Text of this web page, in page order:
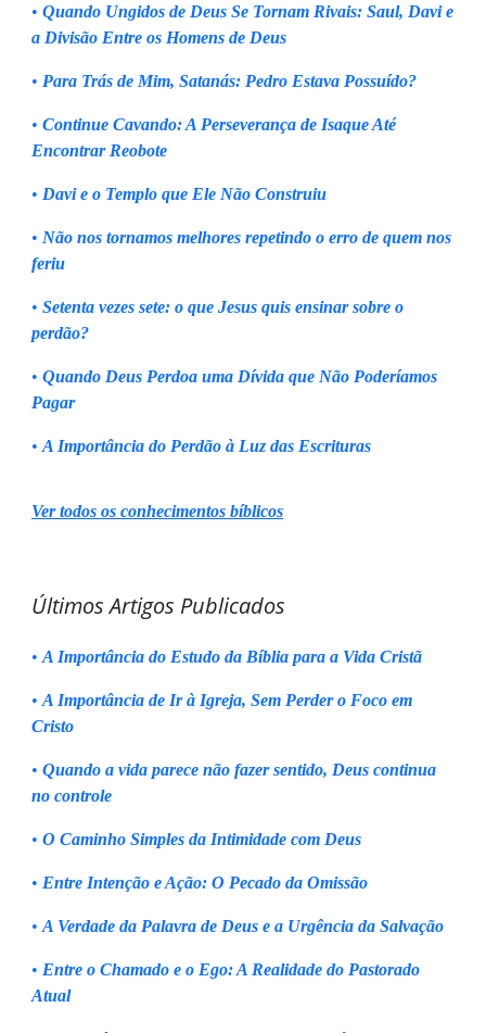
• Quando Ungidos de Deus Se Tornam Rivais: Saul, Davi e
a Divisão Entre os Homens de Deus
• Para Trás de Mim, Satanás: Pedro Estava Possuído?
• Continue Cavando: A Perseverança de Isaque Até
Encontrar Reobote
• Davi e o Templo que Ele Não Construiu
• Não nos tornamos melhores repetindo o erro de quem nos
feriu
• Setenta vezes sete: o que Jesus quis ensinar sobre o
perdão?
• Quando Deus Perdoa uma Dívida que Não Poderíamos
Pagar
• A Importância do Perdão à Luz das Escrituras
Ver todos os conhecimentos bíblicos
Últimos Artigos Publicados
• A Importância do Estudo da Bíblia para a Vida Cristã
• A Importância de Ir à Igreja, Sem Perder o Foco em
Cristo
• Quando a vida parece não fazer sentido, Deus continua
no controle
• O Caminho Simples da Intimidade com Deus
• Entre Intenção e Ação: O Pecado da Omissão
• A Verdade da Palavra de Deus e a Urgência da Salvação
• Entre o Chamado e o Ego: A Realidade do Pastorado
Atual